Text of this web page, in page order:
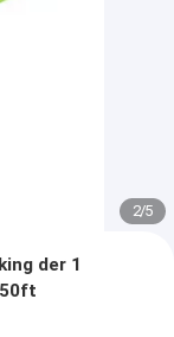
2/5
der 1